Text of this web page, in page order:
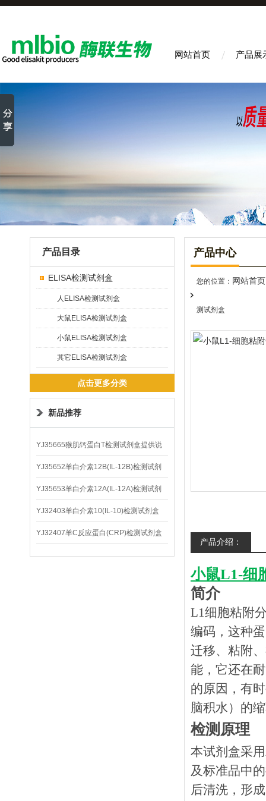
网站首页 产品展
产品目录
ELISA检测试剂盒
人ELISA检测试剂盒
大鼠ELISA检测试剂盒
小鼠ELISA检测试剂盒
其它ELISA检测试剂盒
点击更多分类
新品推荐
YJ35665猴肌钙蛋白T检测试剂盒提供说
明书
YJ35652羊白介素12B(IL-12B)检测试剂
盒
YJ35653羊白介素12A(IL-12A)检测试剂
盒
YJ32403羊白介素10(IL-10)检测试剂盒
YJ32407羊C反应蛋白(CRP)检测试剂盒
产品中心
您的位置： 网站首页
测试剂盒
产品介绍：
小鼠L1-细
简介
L1细胞粘附
编码，这种
迁移、粘附
能，它还在
的原因，有
脑积水）的
检测原理
本试剂盒采
及标准品中
后清洗，形成